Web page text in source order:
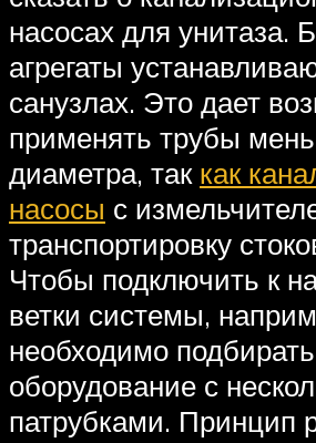
насосах для унитаза.
агрегаты
санузлах. Это дает
применять трубы
диаметра, так как
насосы с
транспортировку
Чтобы подключить к
ветки системы,
необходимо подбирать
оборудование с
патрубками. Принцип